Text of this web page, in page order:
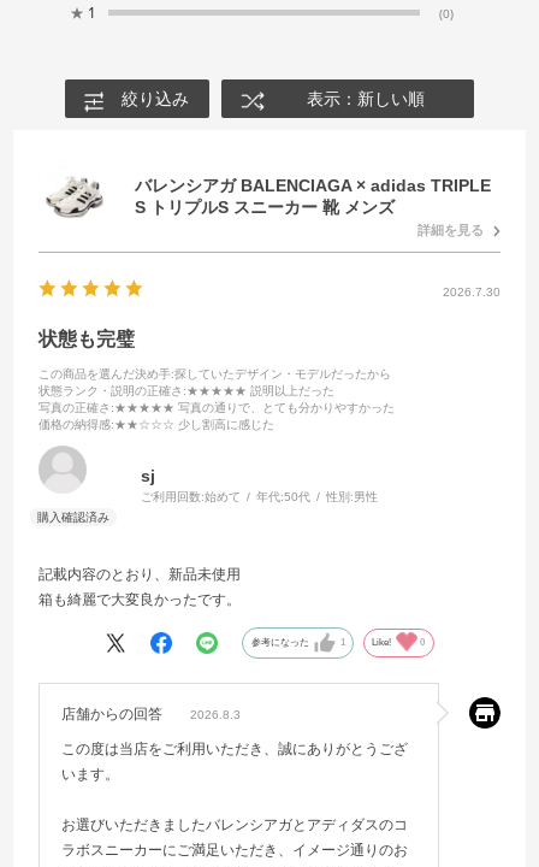
★ 1 (0)
絞り込み 表示：新しい順
バレンシアガ BALENCIAGA × adidas TRIPLE
S トリプルS スニーカー 靴 メンズ
詳細を見る
2026.7.30
状態も完璧
この商品を選んだ決め手:探していたデザイン・モデルだったから
状態ランク・説明の正確さ :★★★★★ 説明以上だった
写真の正確さ :★★★★★ 写真の通りで、とても分かりやすかった
価格の納得感:★★☆☆☆ 少し割高に感じた
sj
ご利用回数:始めて 年代:50代 性別:男性
記載内容のとおり、新品未使用
箱も綺麗で大変良かったです。
参考になった 1 Like! 0
店舗からの回答 2026.8.3
この度は当店をご利用いただき、誠にありがとうござ
います。
お選びいただきましたバレンシアガとアディダスのコ
ラボスニーカーにご満足いただき、イメージ通りのお